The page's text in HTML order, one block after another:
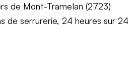
de Mont-Tramelan (2723)
de serrurerie, 24 heures sur 24